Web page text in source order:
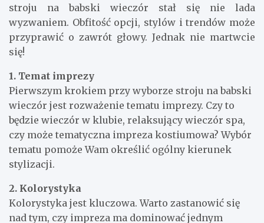
stroju na babski wieczór stał się nie lada
wyzwaniem. Obfitość opcji, stylów i trendów może
przyprawić o zawrót głowy. Jednak nie martwcie
się!
1. Temat imprezy
Pierwszym krokiem przy wyborze stroju na babski
wieczór jest rozważenie tematu imprezy. Czy to
będzie wieczór w klubie, relaksujący wieczór spa,
czy może tematyczna impreza kostiumowa? Wybór
tematu pomoże Wam określić ogólny kierunek
stylizacji.
2. Kolorystyka
Kolorystyka jest kluczowa. Warto zastanowić się
nad tym, czy impreza ma dominować jednym